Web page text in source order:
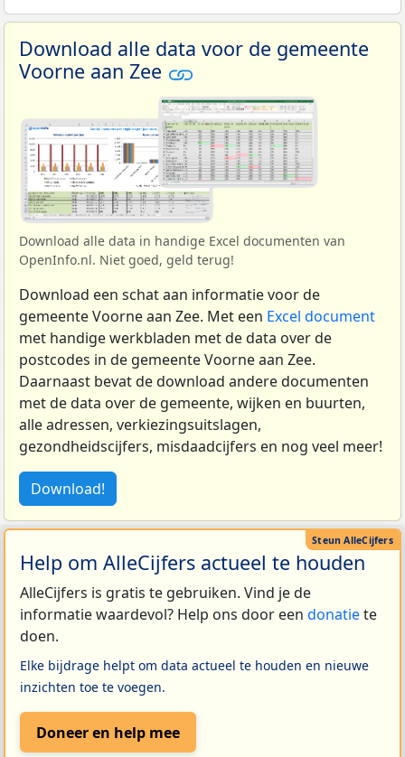
Download alle data voor de gemeente
Voorne aan Zee
Download alle data in handige Excel documenten van
OpenInfo.nl. Niet goed, geld terug!
Download een schat aan informatie voor de
gemeente Voorne aan Zee. Met een Excel document
met handige werkbladen met de data over de
postcodes in de gemeente Voorne aan Zee.
Daarnaast bevat de download andere documenten
met de data over de gemeente, wijken en buurten,
alle adressen, verkiezingsuitslagen,
gezondheidscijfers, misdaadcijfers en nog veel meer!
Download!
Help om AlleCijfers actueel te houden
AlleCijfers is gratis te gebruiken. Vind je de
informatie waardevol? Help ons door een donatiete
doen.
Elke bijdrage helpt om data actueel te houden en nieuwe
inzichten toe te voegen.
Doneer en help mee